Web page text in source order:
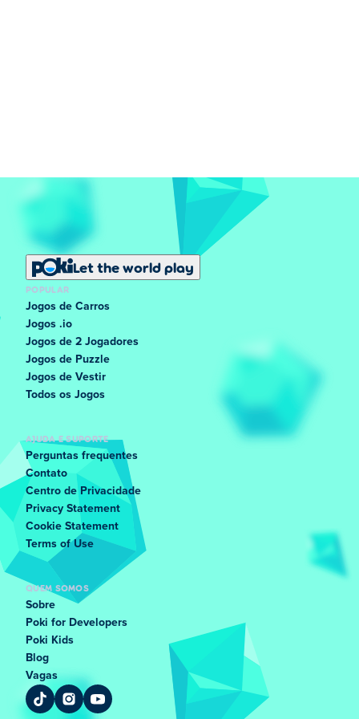
Let the world play
POPULAR
Jogos de Carros
Jogos .io
Jogos de 2 Jogadores
Jogos de Puzzle
Jogos de Vestir
Todos os Jogos
AJUDA E SUPORTE
Perguntas frequentes
Contato
Centro de Privacidade
Privacy Statement
Cookie Statement
Terms of Use
QUEM SOMOS
Sobre
Poki for Developers
Poki Kids
Blog
Vagas